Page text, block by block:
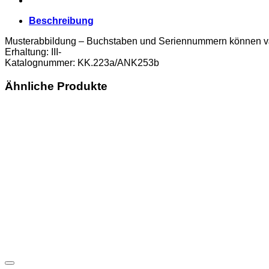
Beschreibung
Musterabbildung – Buchstaben und Seriennummern können
Erhaltung: III-
Katalognummer: KK.223a/ANK253b
Ähnliche Produkte